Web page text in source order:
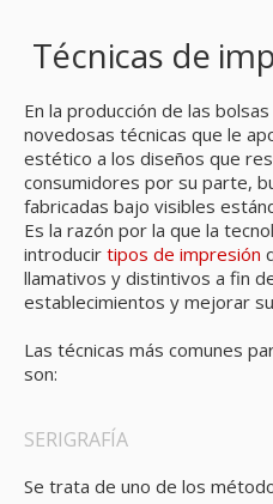
Técnicas de
En la producción de las
novedosas técnicas que le
estético a los diseños que
consumidores por su parte,
fabricadas bajo visibles
Es la razón por la que la
introducir tipos de impresión
llamativos y distintivos a fin
establecimientos y mejorar
Las técnicas más comunes
son:
SERIGRAFÍA
Se trata de uno de los